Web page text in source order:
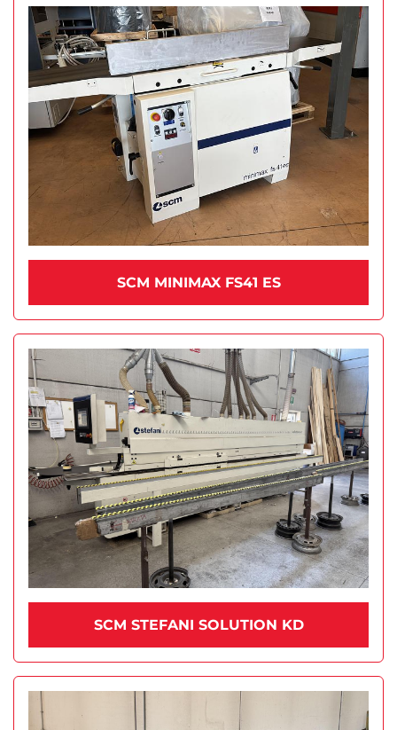
SCM MINIMAX FS41 ES
SCM STEFANI SOLUTION KD